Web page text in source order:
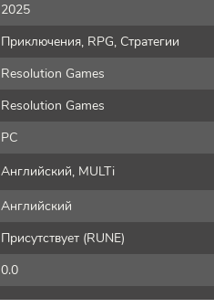
2025
Приключения, RPG, Стратегии
Resolution Games
Resolution Games
PC
Английский, MULTi
Английский
Присутствует (RUNE)
0.0